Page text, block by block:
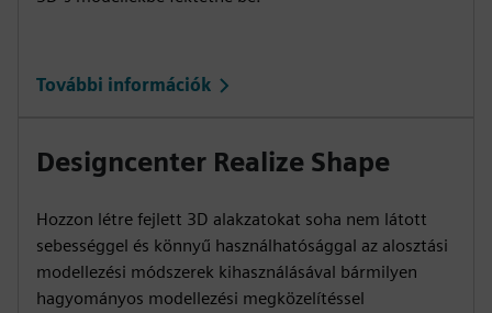
További információk
Designcenter Realize Shape
Hozzon létre fejlett 3D alakzatokat soha nem látott
sebességgel és könnyű használhatósággal az alosztási
modellezési módszerek kihasználásával bármilyen
hagyományos modellezési megközelítéssel